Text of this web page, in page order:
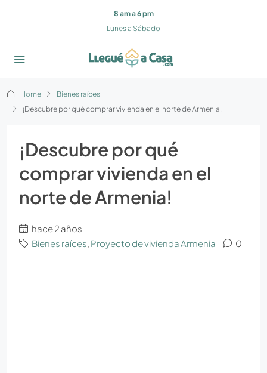
8 am a 6 pm
Lunes a Sábado
Home
Bienes raíces
¡Descubre por qué comprar vivienda en el norte de Armenia!
¡Descubre por qué
comprar vivienda en el
norte de Armenia!
hace 2 años
Bienes raíces, Proyecto de vivienda Armenia 0